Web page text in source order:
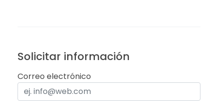
Solicitar información
Correo electrónico